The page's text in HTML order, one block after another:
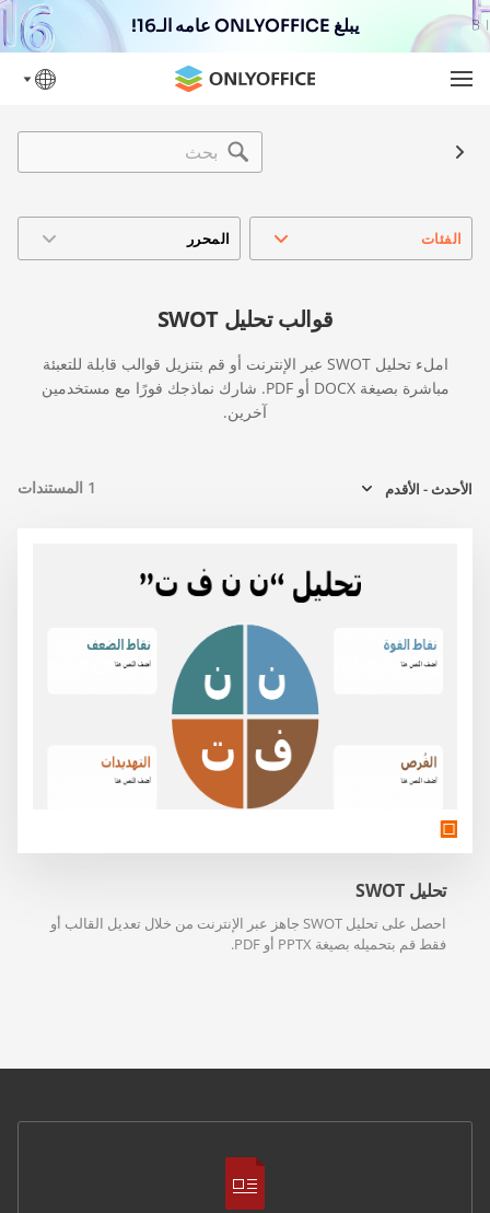
يبلغ ONLYOFFICE عامه الـ16!
الفئات المحرر
قوالب تحليل SWOT
املء تحليل SWOT عبر الإنترنت أو قم بتنزيل قوالب قابلة للتعبئة
مباشرة بصيغة DOCX أو PDF. شارك نماذجك فورًا مع مستخدمين
آخرين.
الأحدث - الأقدم 1 المستندات
تحليل SWOT
احصل على تحليل SWOT جاهز عبر الإنترنت من خلال تعديل القالب أو
فقط قم بتحميله بصيغة PPTX أو PDF.